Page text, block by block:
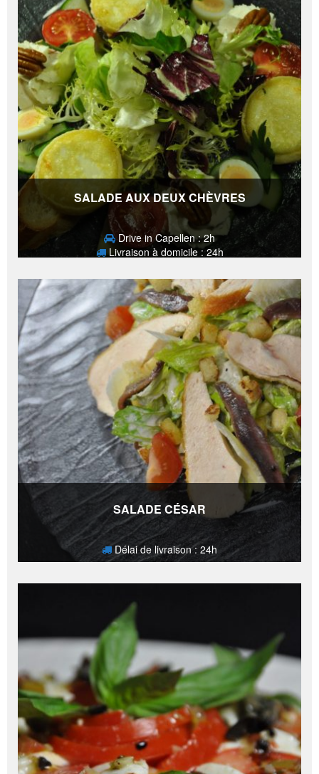
SALADE AUX DEUX CHÈVRES
Drive in Capellen : 2h
Livraison à domicile : 24h
23,80€
SALADE CÉSAR
Délai de livraison : 24h